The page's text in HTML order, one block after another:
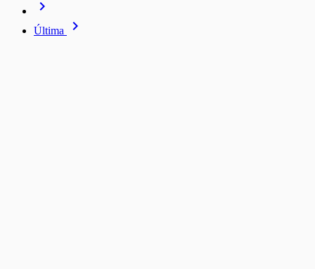
navigate_next
Última navigate_next